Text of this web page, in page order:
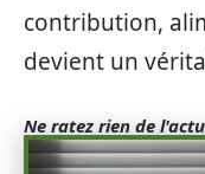
contribution,
devient un
Ne ratez rien de l'actu